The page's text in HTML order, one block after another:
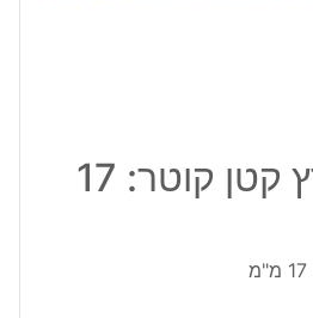
כדור רוז קוורץ קטן קוטר: 17